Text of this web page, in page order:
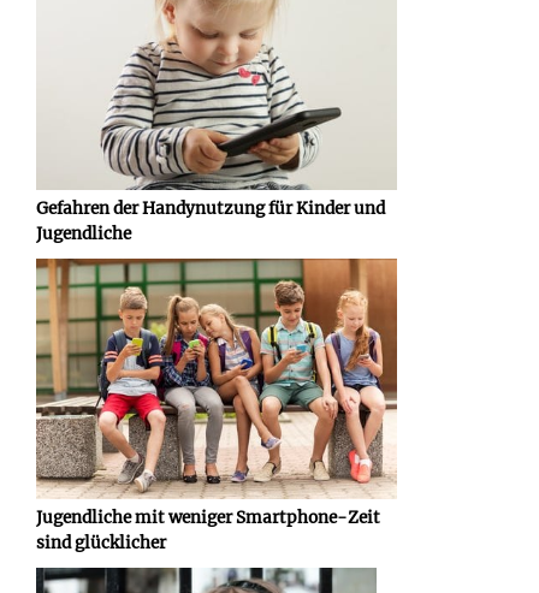
Gefahren der Handynutzung für Kinder und
Jugendliche
Jugendliche mit weniger Smartphone-Zeit
sind glücklicher